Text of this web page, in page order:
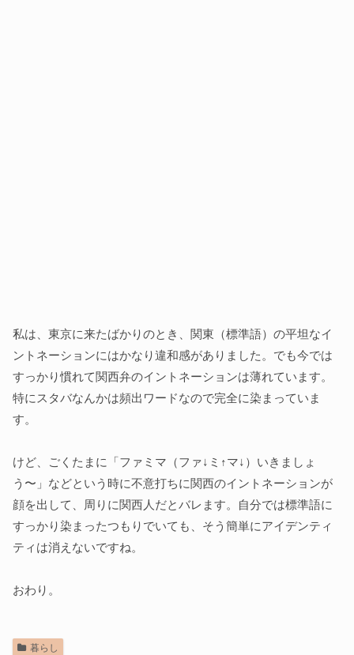
私は、東京に来たばかりのとき、関東（標準語）の平坦なイ
ントネーションにはかなり違和感がありました。でも今では
すっかり慣れて関西弁のイントネーションは薄れています。
特にスタバなんかは頻出ワードなので完全に染まっていま
す。
けど、ごくたまに「ファミマ（ファ↓ミ↑マ↓）いきましょ
う〜」などという時に不意打ちに関西のイントネーションが
顔を出して、周りに関西人だとバレます。自分では標準語に
すっかり染まったつもりでいても、そう簡単にアイデンティ
ティは消えないですね。
おわり。
暮らし